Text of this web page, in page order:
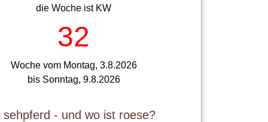
die Woche ist KW
32
Woche vom Montag, 3.8.2026
bis Sonntag, 9.8.2026
sehpferd - und wo ist roese?